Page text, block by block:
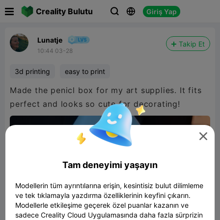
Creality Bulutu   Giriş Yap
Lunatje
10:44 03-28
Takip Et
3d printing easy to print
Made the penicl box for my art supplies. It fits
perfect and looks so cute for decorating!

Tam deneyimi yaşayın
Modellerin tüm ayrıntılarına erişin, kesintisiz bulut dilimleme
ve tek tıklamayla yazdırma özelliklerinin keyfini çıkarın.
Modellerle etkileşime geçerek özel puanlar kazanın ve
sadece Creality Cloud Uygulamasında daha fazla sürprizin